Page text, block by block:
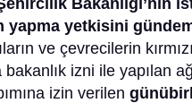
Bakanlığı’nın
yapma yetkisini
ve çevrecilerin
bakanlık izni ile yapılan
izin verilen